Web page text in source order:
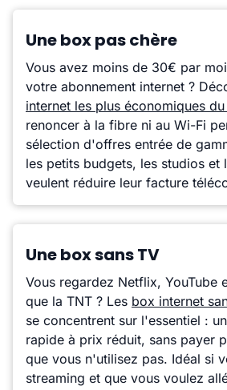
Une box pas chère
Vous avez moins de 30€ par
votre abonnement internet ?
internet les plus économiques
renoncer à la fibre ni au Wi-Fi
sélection d'offres entrée de
les petits budgets, les studios et
veulent réduire leur facture
Une box sans TV
Vous regardez Netflix, YouTube
que la TNT ? Les box internet
se concentrent sur l'essentiel :
rapide à prix réduit, sans payer
que vous n'utilisez pas. Idéal si
streaming et que vous voulez